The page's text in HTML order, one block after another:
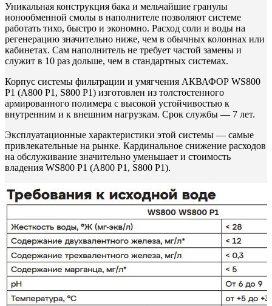
Уникальная конструкция бака и мельчайшие гранулы
ионообменной смолы в наполнителе позволяют системе
работать тихо, быстро и экономно. Расход соли и воды на
регенерацию значительно ниже, чем в обычных колоннах или
кабинетах. Сам наполнитель не требует частой замены и
служит в 10 раз дольше, чем в стандартных системах.
Корпус системы фильтрации и умягчения АКВАФОР WS800
P1 (А800 P1, S800 P1) изготовлен из толстостенного
армированного полимера с высокой устойчивостью к
внутренним и к внешним нагрузкам. Срок службы — 7 лет.
Эксплуатационные характеристики этой системы — самые
привлекательные на рынке. Кардинальное снижение расходов
на обслуживание значительно уменьшает и стоимость
владения WS800 P1 (А800 P1, S800 P1).